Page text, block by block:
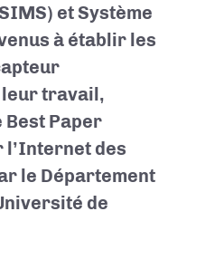
et Système
à établir les
leur travail,
Paper
des
le Département
de